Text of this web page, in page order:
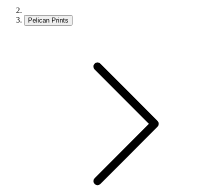
Pelican Prints